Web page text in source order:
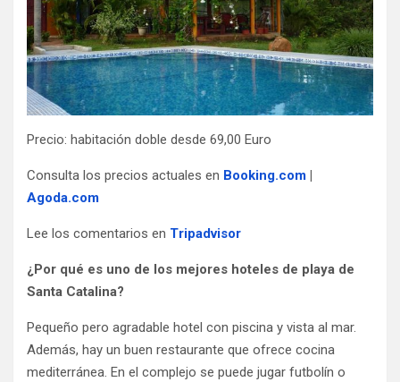
Precio: habitación doble desde 69,00 Euro
Consulta los precios actuales en Booking.com |
Agoda.com
Lee los comentarios en Tripadvisor
¿Por qué es uno de los mejores hoteles de playa de
Santa Catalina?
Pequeño pero agradable hotel con piscina y vista al mar.
Además, hay un buen restaurante que ofrece cocina
mediterránea. En el complejo se puede jugar futbolín o